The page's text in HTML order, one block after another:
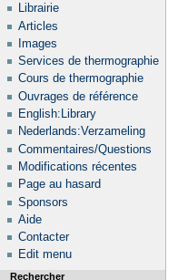
Librairie
Articles
Images
Services de thermographie
Cours de thermographie
Ouvrages de référence
English:Library
Nederlands:Verzameling
Commentaires/Questions
Modifications récentes
Page au hasard
Sponsors
Aide
Contacter
Edit menu
Rechercher